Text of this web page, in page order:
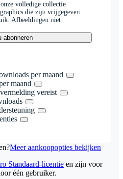
volledige collectie
die zijn vrijgegeven
Afbeeldingen niet
abonneren
per maand
maand
vereist
Meer aankoopopties bekijken
Standaard-licentie en zijn voor
één gebruiker.